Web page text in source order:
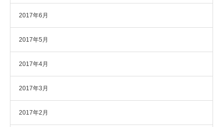
2017年6月
2017年5月
2017年4月
2017年3月
2017年2月